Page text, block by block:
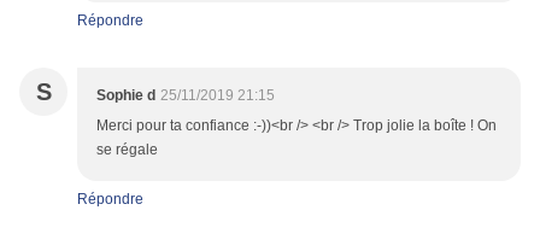
Répondre
S Sophie d 25/11/2019 21:15
Merci pour ta confiance :-))<br /> <br /> Trop jolie la boîte ! On
se régale
Répondre